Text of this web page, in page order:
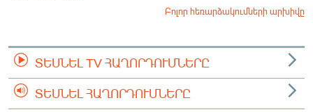
Բոլոր հեռարձակումների արխիվը
ՏԵՍՆԵԼ TV ՀԱՂՈՐԴՈՒՄՆԵՐԸ
ՏԵՍՆԵԼ ՀԱՂՈՐԴՈՒՄՆԵՐԸ